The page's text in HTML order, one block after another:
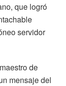
que logró
servidor
de
mensaje del